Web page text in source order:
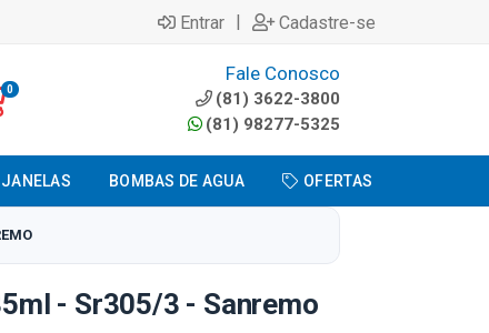
Entrar | Cadastre-se
0
Fale Conosco
(81) 3622-3800
(81) 98277-5325
JANELAS BOMBAS DE AGUA OFERTAS
- Sr305/3 - Sanremo